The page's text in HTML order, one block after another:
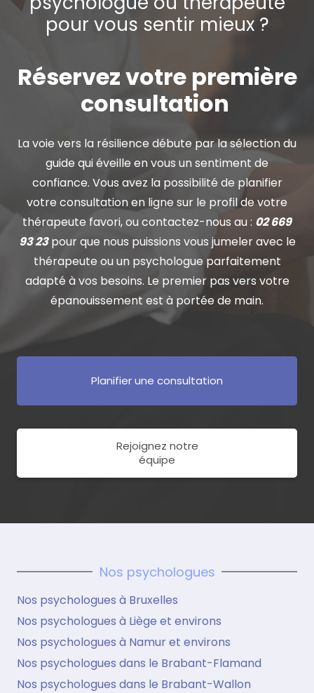
pour vous sentir mieux ?
Réservez votre première
consultation
La voie vers la résilience débute par la sélection du
guide qui éveille en vous un sentiment de
confiance. Vous avez la possibilité de planifier
votre consultation en ligne sur le profil de votre
thérapeute favori, ou contactez-nous au : 02 669
93 23pour que nous puissions vous jumeler avec le
thérapeute ou un psychologue parfaitement
adapté à vos besoins. Le premier pas vers votre
épanouissement est à portée de main.
Planifier une consultation
Rejoignez notre
équipe
Nos psychologues
Nos psychologues à Bruxelles
Nos psychologues à Liège et environs
Nos psychologues à Namur et environs
Nos psychologues dans le Brabant-Flamand
Nos psychologues dans le Brabant-Wallon